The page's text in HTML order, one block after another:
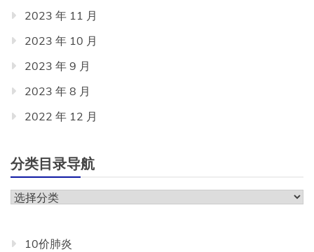
2023 年 11 月
2023 年 10 月
2023 年 9 月
2023 年 8 月
2022 年 12 月
分类目录导航
分
10价肺炎